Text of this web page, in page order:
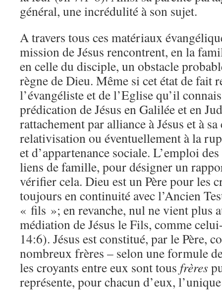
général, une incrédulité à son sujet.
A travers tous ces matériaux
mission de Jésus rencontrent, en la
en celle du disciple, un obstacle
règne de Dieu. Même si cet état de fait
l’évangéliste et de l’Eglise qu’il
prédication de Jésus en Galilée et en
rattachement par alliance à Jésus et à
relativisation ou éventuellement à la
et d’appartenance sociale. L’emploi
liens de famille, pour désigner un
vérifier cela. Dieu est un Père pour les
toujours en continuité avec l’Ancien
« fils »; en revanche, nul ne vient plus
médiation de Jésus le Fils, comme
14:6). Jésus est constitué, par le Père,
nombreux frères – selon une formule
les croyants entre eux sont tous frères
représente, pour chacun d’eux,